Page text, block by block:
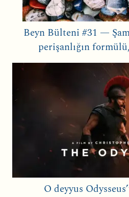
Beyn Bülteni #31 —
perişanlığın
O deyyus